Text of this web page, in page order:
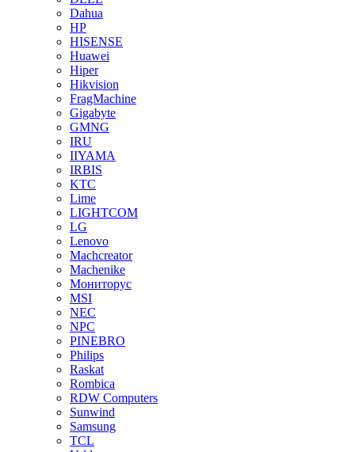
Dahua
HP
HISENSE
Huawei
Hiper
Hikvision
FragMachine
Gigabyte
GMNG
IRU
IIYAMA
IRBIS
KTC
Lime
LIGHTCOM
LG
Lenovo
Machcreator
Machenike
Мониторус
MSI
NEC
NPC
PINEBRO
Philips
Raskat
Rombica
RDW Computers
Sunwind
Samsung
TCL